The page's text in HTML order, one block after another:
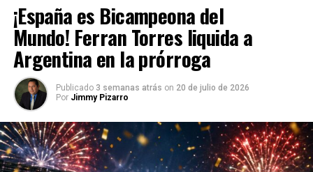
¡España es Bicampeona del
Mundo! Ferran Torres liquida a
Argentina en la prórroga
Publicado 3 semanas atrás on 20 de julio de 2026
Por Jimmy Pizarro